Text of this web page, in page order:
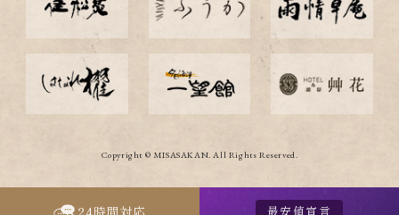
Copyright © MISASAKAN. All Rights Reserved.
24時間対応 最安値宣言